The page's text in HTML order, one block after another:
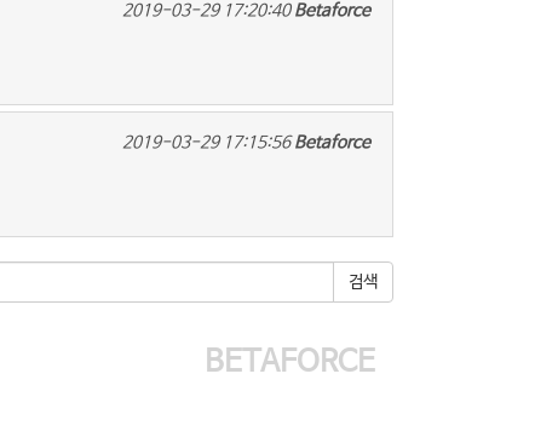
2019-03-29 17:20:40 Betaforce
2019-03-29 17:15:56 Betaforce
BETAFORCE